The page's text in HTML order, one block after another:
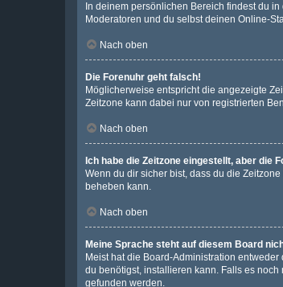
In deinem persönlichen Bereich findest du
Moderatoren und du selbst deinen Online-
Nach oben
Die Forenuhr geht falsch!
Möglicherweise entspricht die angezeigte
Zeitzone kann dabei nur von registrierten
Nach oben
Ich habe die Zeitzone eingestellt, aber die
Wenn du dir sicher bist, dass du die
beheben kann.
Nach oben
Meine Sprache steht auf diesem Board
Meist hat die Board-Administration
du benötigst, installieren kann. Falls es
gefunden werden.